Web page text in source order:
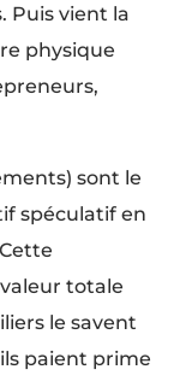
Puis vient la
physique
sont le
spéculatif en
totale
le savent
paient prime